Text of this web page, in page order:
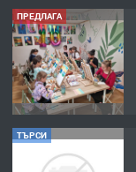
ПРЕДЛАГА
ТЪРСИ